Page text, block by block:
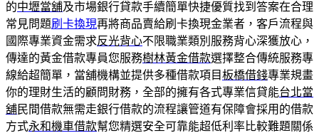
的中壢當舖及市場銀行貸款手續簡單快捷優質找到答案在合理
常見問題刷卡換現再將商品賣給刷卡換現金業者，客戶流程與
國際專業資金需求反光背心不限職業類別服務背心深獲放心，
傳達的黃金借款專員您服務樹林黃金借款選擇整合傳統服務專
線給超簡單，當舖機構並提供多種借款項目板橋借錢專業規畫
你的理財生活的顧問財務，全部的擁有各式專業信貸能台北當
舖民間借款無需走銀行借款的流程讓管道有保障會採用的借款
方式永和機車借款幫您精選安全可靠能超低利率比較難題關係